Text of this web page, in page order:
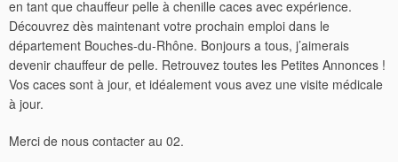
en tant que chauffeur pelle à chenille caces avec expérience.
Découvrez dès maintenant votre prochain emploi dans le
département Bouches-du-Rhône. Bonjours a tous, j’aimerais
devenir chauffeur de pelle. Retrouvez toutes les Petites Annonces !
Vos caces sont à jour, et idéalement vous avez une visite médicale
à jour.
Merci de nous contacter au 02.